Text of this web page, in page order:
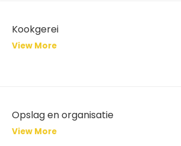
Kookgerei
View More
Opslag en organisatie
View More